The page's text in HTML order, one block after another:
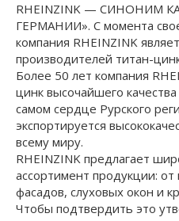
RHEINZINK — СИНОНИМ
ГЕРМАНИИ». С момента
компания RHEINZINK
производителей титан-
Более 50 лет компания
цинк высочайшего
самом сердце Рурского
экспортируется
всему миру.
RHEINZINK предлагает
ассортимент продукции:
фасадов, слуховых окон и
Чтобы подтвердить это